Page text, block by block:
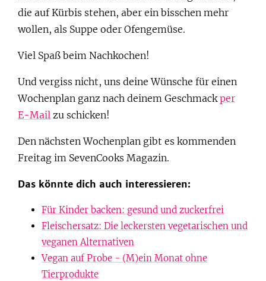
die auf Kürbis stehen, aber ein bisschen mehr
wollen, als Suppe oder Ofengemüse.
Viel Spaß beim Nachkochen!
Und vergiss nicht, uns deine Wünsche für einen
Wochenplan ganz nach deinem Geschmackper
E-Mail zu schicken!
Den nächsten Wochenplan gibt es kommenden
Freitag im SevenCooks Magazin.
Das könnte dich auch interessieren:
Für Kinder backen: gesund und zuckerfrei
Fleischersatz: Die leckersten vegetarischen und
veganen Alternativen
Vegan auf Probe - (M)ein Monat ohne
Tierprodukte